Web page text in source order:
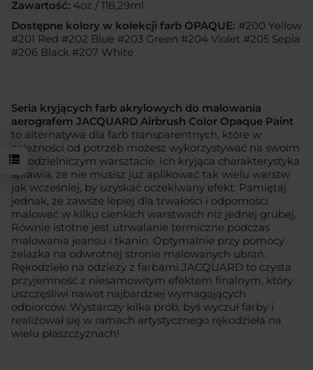
Zawartość: 4oz / 118,29ml
Dostępne kolory w kolekcji farb OPAQUE: #200 Yellow
#201 Red #202 Blue #203 Green #204 Violet #205 Sepia
#206 Black #207 White
Seria kryjących farb akrylowych do malowania
aerografem JACQUARD Airbrush Color Opaque Paint
to alternatywa dla farb transparentnych, które w
zależności od potrzeb możesz wykorzystywać na swoim
rękodzielniczym warsztacie. Ich kryjąca charakterystyka
sprawia, że nie musisz już aplikować tak wielu warstw
jak wcześniej, by uzyskać oczekiwany efekt. Pamiętaj
jednak, że zawsze lepiej dla trwałości i odporności
malować w kilku cienkich warstwach niż jednej grubej.
Równie istotne jest utrwalanie termiczne podczas
malowania jeansu i tkanin. Optymalnie przy pomocy
żelazka na odwrotnej stronie malowanych ubrań.
Rękodzieło na odzieży z farbami JACQUARD to czysta
przyjemność z niesamowitym efektem finalnym, który
uszczęśliwi nawet najbardziej wymagających
odbiorców. Wystarczy kilka prób, byś wyczuł farby i
realizował się w ramach artystycznego rękodzieła na
wielu płaszczyznach!